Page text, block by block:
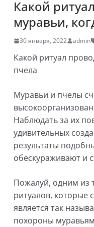
Какой
муравьи,
30 января, 2022 admin
Какой ритуал
пчела
Муравьи и пчелы
Наблюдать за их
удивительных
результаты
обескураживают и
Пожалуй, одним из
ритуалов, которые
является так
похороны